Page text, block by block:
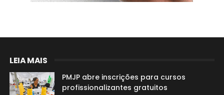
LEIA MAIS
PMJP abre inscrições para cursos
profissionalizantes gratuitos